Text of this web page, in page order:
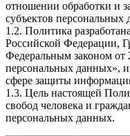
отношении обработки и
субъектов персональных
1.2. Политика
Российской Федерации,
Федеральным законом
персональных данных»,
сфере защиты
1.3. Цель настоящей
свобод человека и
персональных данных.